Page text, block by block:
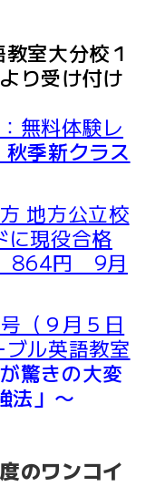
室大分校１
り受け付け
無料体験レ
季新クラス
地方公立校
現役合格
864円 9月
（９月５日
ル英語教室
驚きの大変
法」〜
のワンコイ